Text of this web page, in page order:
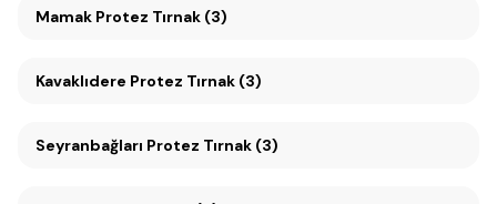
Mamak Protez Tırnak (3)
Kavaklıdere Protez Tırnak (3)
Seyranbağları Protez Tırnak (3)